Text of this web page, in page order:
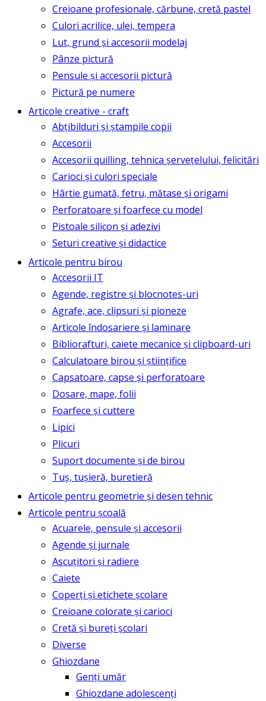
Creioane profesionale, cărbune, cretă pastel
Culori acrilice, ulei, tempera
Lut, grund și accesorii modelaj
Pânze pictură
Pensule și accesorii pictură
Pictură pe numere
Articole creative - craft
Abțibilduri și ștampile copii
Accesorii
Accesorii quilling, tehnica șervețelului, felicitări
Carioci și culori speciale
Hârtie gumată, fetru, mătase și origami
Perforatoare și foarfece cu model
Pistoale silicon și adezivi
Seturi creative și didactice
Articole pentru birou
Accesorii IT
Agende, registre și blocnotes-uri
Agrafe, ace, clipsuri și pioneze
Articole îndosariere și laminare
Bibliorafturi, caiete mecanice și clipboard-uri
Calculatoare birou și științifice
Capsatoare, capse și perforatoare
Dosare, mape, folii
Foarfece și cuttere
Lipici
Plicuri
Suport documente și de birou
Tuș, tușieră, buretieră
Articole pentru geometrie și desen tehnic
Articole pentru școală
Acuarele, pensule și accesorii
Agende și jurnale
Ascuțitori și radiere
Caiete
Coperți și etichete școlare
Creioane colorate și carioci
Cretă și bureți școlari
Diverse
Ghiozdane
Genți umăr
Ghiozdane adolescenți